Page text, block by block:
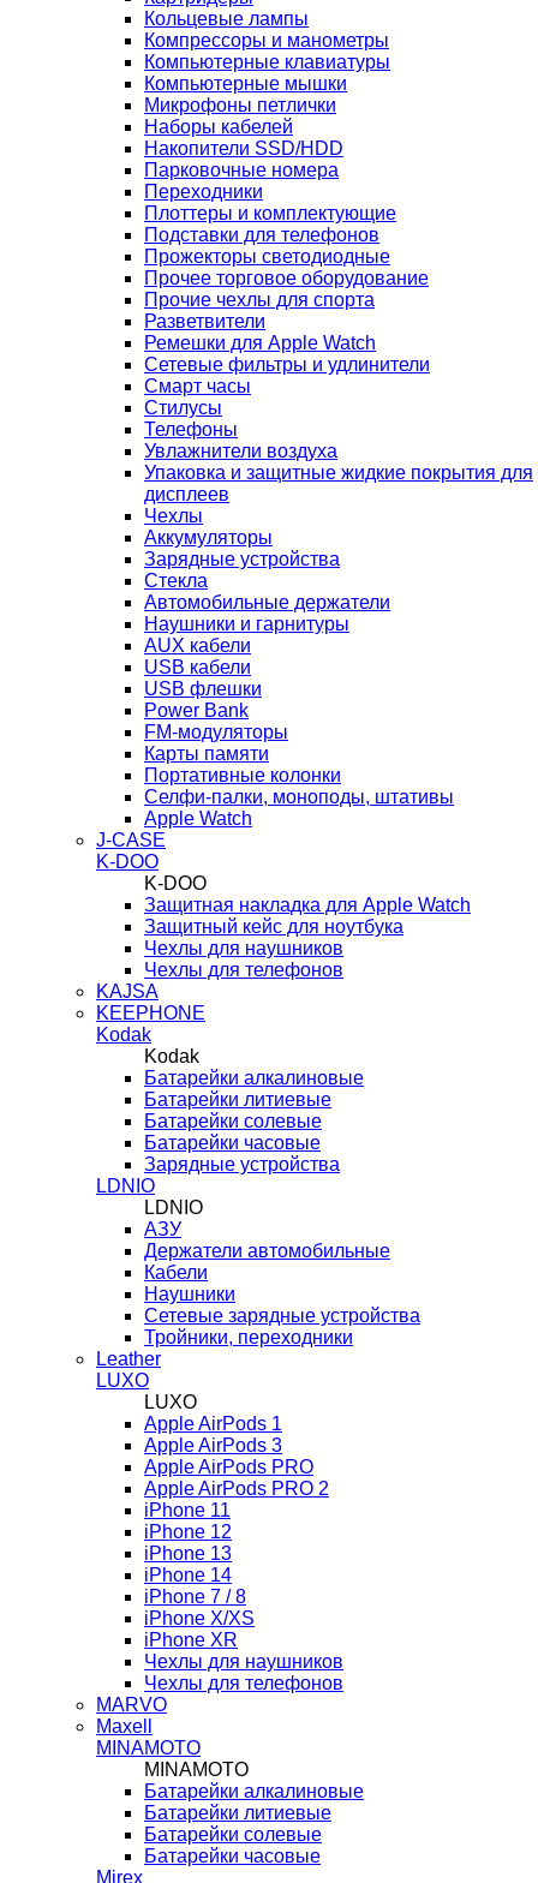
Кольцевые лампы
Компрессоры и манометры
Компьютерные клавиатуры
Компьютерные мышки
Микрофоны петлички
Наборы кабелей
Накопители SSD/HDD
Парковочные номера
Переходники
Плоттеры и комплектующие
Подставки для телефонов
Прожекторы светодиодные
Прочее торговое оборудование
Прочие чехлы для спорта
Разветвители
Ремешки для Apple Watch
Сетевые фильтры и удлинители
Смарт часы
Стилусы
Телефоны
Увлажнители воздуха
Упаковка и защитные жидкие покрытия для
дисплеев
Чехлы
Аккумуляторы
Зарядные устройства
Стекла
Автомобильные держатели
Наушники и гарнитуры
AUX кабели
USB кабели
USB флешки
Power Bank
FM-модуляторы
Карты памяти
Портативные колонки
Селфи-палки, моноподы, штативы
Apple Watch
J-CASE
K-DOO
K-DOO
Защитная накладка для Apple Watch
Защитный кейс для ноутбука
Чехлы для наушников
Чехлы для телефонов
KAJSA
KEEPHONE
Kodak
Kodak
Батарейки алкалиновые
Батарейки литиевые
Батарейки солевые
Батарейки часовые
Зарядные устройства
LDNIO
LDNIO
АЗУ
Держатели автомобильные
Кабели
Наушники
Сетевые зарядные устройства
Тройники, переходники
Leather
LUXO
LUXO
Apple AirPods 1
Apple AirPods 3
Apple AirPods PRO
Apple AirPods PRO 2
iPhone 11
iPhone 12
iPhone 13
iPhone 14
iPhone 7 / 8
iPhone X/XS
iPhone XR
Чехлы для наушников
Чехлы для телефонов
MARVO
Maxell
MINAMOTO
MINAMOTO
Батарейки алкалиновые
Батарейки литиевые
Батарейки солевые
Батарейки часовые
Mirex